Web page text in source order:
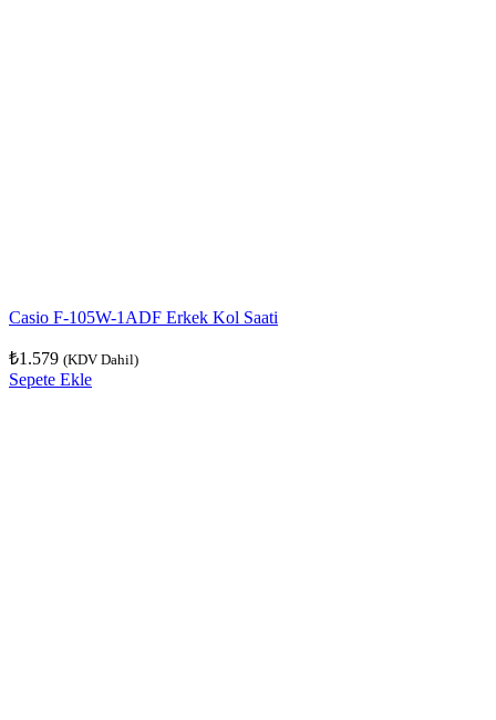
Casio F-105W-1ADF Erkek Kol Saati
₺1.579 (KDV Dahil)
Sepete Ekle